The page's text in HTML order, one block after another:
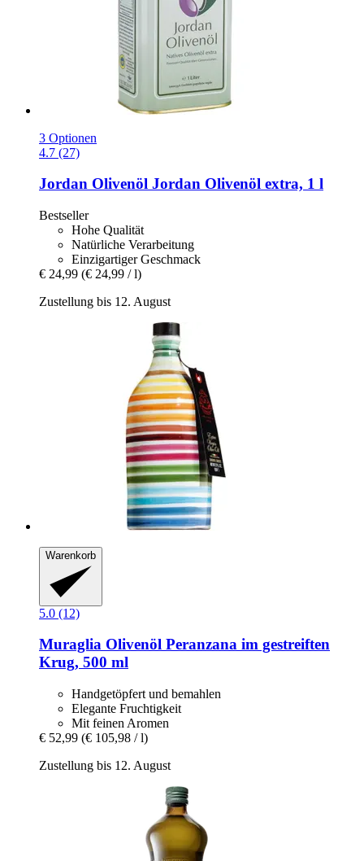
3 Optionen
4.7 (27)
Jordan Olivenöl Jordan Olivenöl extra, 1 l
Bestseller
Hohe Qualität
Natürliche Verarbeitung
Einzigartiger Geschmack
€ 24,99 (€ 24,99 / l)
Zustellung bis 12. August
Warenkorb
5.0 (12)
Muraglia Olivenöl Peranzana im gestreiften
Krug, 500 ml
Handgetöpfert und bemahlen
Elegante Fruchtigkeit
Mit feinen Aromen
€ 52,99 (€ 105,98 / l)
Zustellung bis 12. August